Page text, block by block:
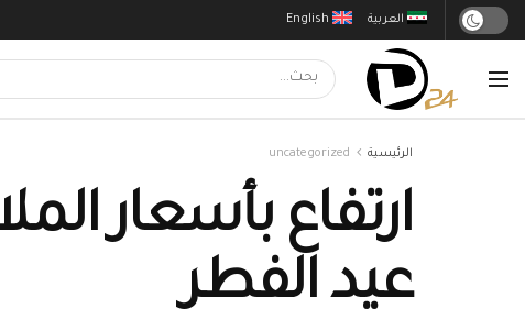
English العربية
الرئيسية uncategorized
ارتفاع بأسعار
عيد الفطر